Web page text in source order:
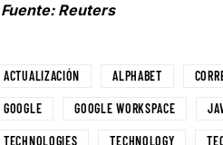
Fuente: Reuters
ACTUALIZACIÓN ALPHABET
GOOGLE GOOGLE WORKSPACE
TECHNOLOGIES TECHNOLOGY